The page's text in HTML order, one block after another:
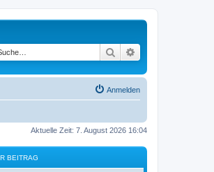
Suche
Anmelden
Aktuelle Zeit: 7. August 2026 16:04
BEITRAG